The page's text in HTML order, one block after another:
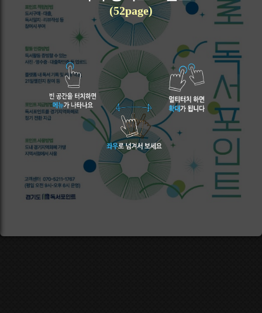
(52page)